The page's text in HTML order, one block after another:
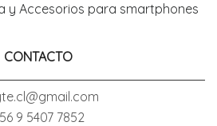
y Accesorios para smartphones
CONTACTO
9 5407 7852